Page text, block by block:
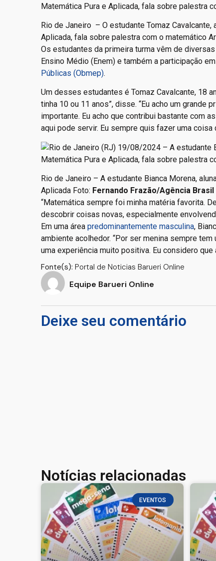
Rio de Janeiro – O estudante Tomaz
Aplicada, fala sobre palestra com o matemático
Os estudantes da primeira turma vêm de
Ensino Médio (Enem) e também a participação
Públicas (Obmep).
Um desses estudantes é Tomaz Cavalcante, 18
tinha 10 ou 11 anos”, disse. “Eu acho um
importante. Eu acho que contribui bastante com
aqui pode servir. Eu sempre quis fazer uma
Rio de Janeiro – A estudante Bianca Morena,
Aplicada Foto: Fernando Frazão/Agência Brasil
“Matemática sempre foi minha matéria favorita.
descobrir coisas novas, especialmente
Em uma área predominantemente masculina,
ambiente acolhedor. “Por ser menina sempre
uma experiência muito positiva. Eu considero
Fonte(s): Portal de Noticias Barueri Online
Equipe Barueri Online
Deixe seu comentário
Notícias relacionadas
EVENTOS